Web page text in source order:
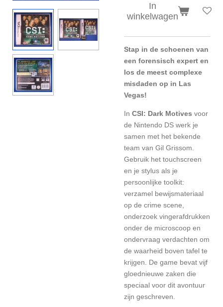
In
winkelwagen
Stap in de schoenen van
een forensisch expert en
los de meest complexe
misdaden op in Las
Vegas!
In CSI: Dark Motives voor
de Nintendo DS werk je
samen met het bekende
team van Gil Grissom.
Gebruik het touchscreen
en je stylus als je
persoonlijke toolkit:
verzamel bewijsmateriaal
op de crime scene,
onderzoek vingerafdrukken
onder de microscoop en
ondervraag verdachten om
de waarheid boven tafel te
krijgen. De game bevat vijf
gloednieuwe zaken die
speciaal voor dit avontuur
zijn geschreven.